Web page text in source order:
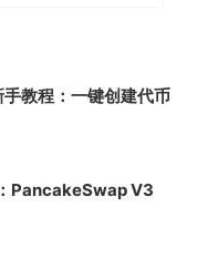
教程：一键创建代币
PancakeSwap V3